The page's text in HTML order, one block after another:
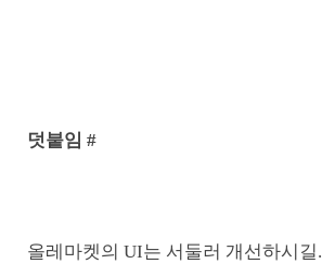
덧붙임 #
올레마켓의 UI는 서둘러 개선하시길.